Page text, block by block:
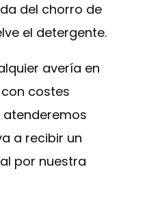
del chorro de
el detergente.
avería en
costes
a recibir un
por nuestra